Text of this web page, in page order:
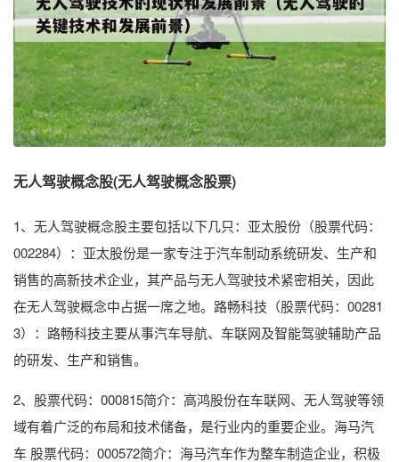
无人驾驶概念股(无人驾驶概念股票)
1、无人驾驶概念股主要包括以下几只：亚太股份（股票代码：
002284）：亚太股份是一家专注于汽车制动系统研发、生产和
销售的高新技术企业，其产品与无人驾驶技术紧密相关，因此
在无人驾驶概念中占据一席之地。路畅科技（股票代码：00281
3）：路畅科技主要从事汽车导航、车联网及智能驾驶辅助产品
的研发、生产和销售。
2、股票代码：000815简介：高鸿股份在车联网、无人驾驶等领
域有着广泛的布局和技术储备，是行业内的重要企业。海马汽
车 股票代码：000572简介：海马汽车作为整车制造企业，积极